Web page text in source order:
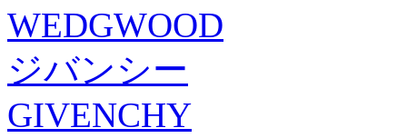
WEDGWOOD
ジバンシー
GIVENCHY